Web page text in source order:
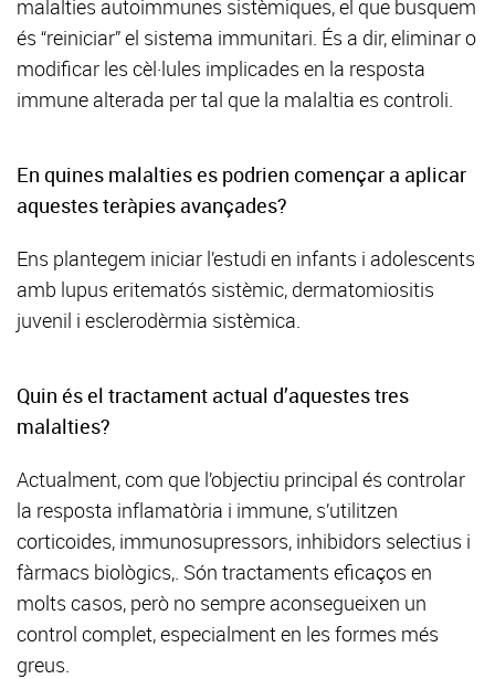
malalties autoimmunes sistèmiques, el que busquem
és “reiniciar” el sistema immunitari. És a dir, eliminar o
modificar les cèl·lules implicades en la resposta
immune alterada per tal que la malaltia es controli.
En quines malalties es podrien començar a aplicar
aquestes teràpies avançades?
Ens plantegem iniciar l’estudi en infants i adolescents
amb lupus eritematós sistèmic, dermatomiositis
juvenil i esclerodèrmia sistèmica.
Quin és el tractament actual d’aquestes tres
malalties?
Actualment, com que l’objectiu principal és controlar
la resposta inflamatòria i immune, s’utilitzen
corticoides, immunosupressors, inhibidors selectius i
fàrmacs biològics,. Són tractaments eficaços en
molts casos, però no sempre aconsegueixen un
control complet, especialment en les formes més
greus.